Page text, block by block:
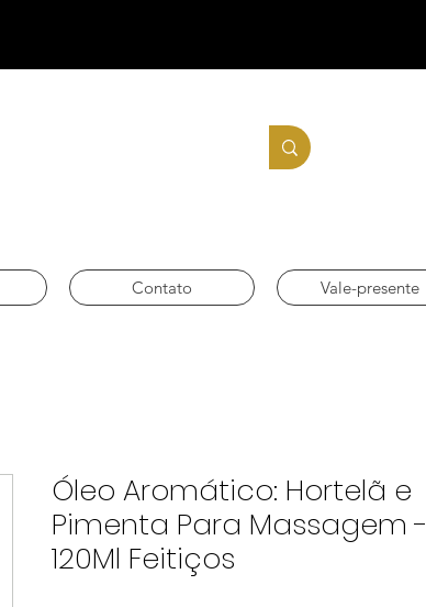
Contato Vale-presente
Óleo Aromático: Hortelã e
Pimenta Para Massagem -
120Ml Feitiços